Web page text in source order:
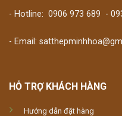
- Hotline: 0906 973 689 -
- Email:
HỖ TRỢ KHÁCH HÀNG
Hướng dẫn đặt hàng